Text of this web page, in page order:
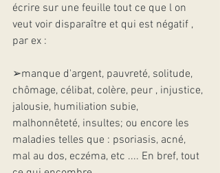
écrire sur une feuille tout ce que l on
veut voir disparaître et qui est négatif ,
par ex :
➢manque d'argent, pauvreté, solitude,
chômage, célibat, colère, peur , injustice,
jalousie, humiliation subie,
malhonnêteté, insultes; ou encore les
maladies telles que : psoriasis, acné,
mal au dos, eczéma, etc .... En bref, tout